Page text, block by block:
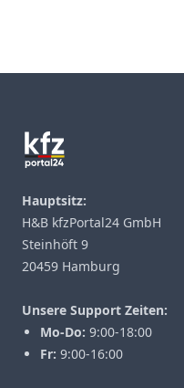
Hauptsitz:
H&B kfzPortal24 GmbH
Steinhöft 9
20459 Hamburg
Unsere Support Zeiten:
Mo-Do: 9:00-18:00
Fr: 9:00-16:00